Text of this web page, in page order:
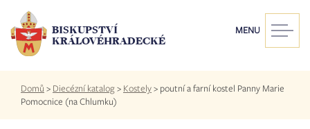
hlavnímu
obsahu
BISKUPSTVÍ
KRÁLOVÉHRADECKÉ
MENU
Drobečková
navigace
Domů > Diecézní katalog> Kostely> poutní a farní kostel Panny Marie
Pomocnice (na Chlumku)